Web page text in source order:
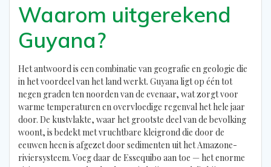
Waarom uitgerekend
Guyana?
Het antwoord is een combinatie van geografie en geologie die
in het voordeel van het land werkt. Guyana ligt op één tot
negen graden ten noorden van de evenaar, wat zorgt voor
warme temperaturen en overvloedige regenval het hele jaar
door. De kustvlakte, waar het grootste deel van de bevolking
woont, is bedekt met vruchtbare kleigrond die door de
eeuwen heen is afgezet door sedimenten uit het Amazone-
riviersysteem. Voeg daar de Essequibo aan toe — het enorme